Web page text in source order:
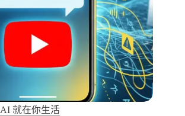
AI 就在你生活